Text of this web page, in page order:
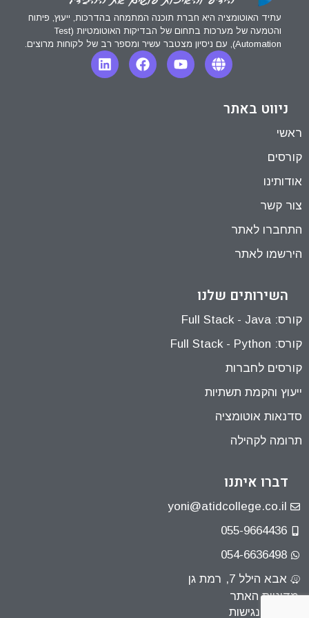
עתיד האוטומציה היא חברת תוכנה המתמחה בהדרכות, ייעוץ, פיתוח
והטמעה של מערכות בתחום של הבדיקות האוטומטיות (Test
Automation), עם ניסיון מצטבר עשיר ומספר רב של לקוחות מרוצים.
ניווט באתר
ראשי
קורסים
אודותינו
צור קשר
התחברו לאתר
הירשמו לאתר
השירותים שלנו
קורס: Full Stack - Java
קורס: Full Stack - Python
קורסים לחברות
ייעוץ והקמת תשתיות
סדנאות אוטומציה
תרומה לקהילה
דברו איתנו
yoni@atidcollege.co.il
055-9664436
054-6636498
אבא הילל 7, רמת גן
מדיניות האתר
הצהרת נגישות